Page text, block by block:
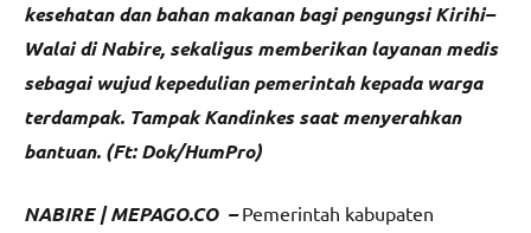
kesehatan dan bahan makanan bagi pengungsi Kirihi–
Walai di Nabire, sekaligus memberikan layanan medis
sebagai wujud kepedulian pemerintah kepada warga
terdampak. Tampak Kandinkes saat menyerahkan
bantuan. (Ft: Dok/HumPro)
NABIRE | MEPAGO.CO – Pemerintah kabupaten